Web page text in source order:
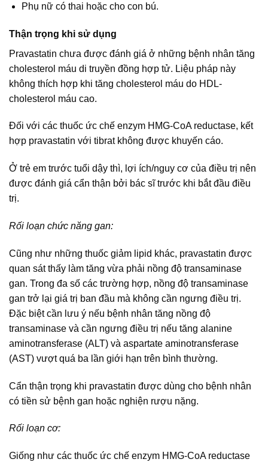
Phụ nữ có thai hoặc cho con bú.
Thận trọng khi sử dụng
Pravastatin chưa được đánh giá ở những bệnh nhân tăng
cholesterol máu di truyền đồng hợp tử. Liệu pháp này
không thích hợp khi tăng cholesterol máu do HDL-
cholesterol máu cao.
Đối với các thuốc ức chế enzym HMG-CoA reductase, kết
hợp pravastatin với tibrat không được khuyến cáo.
Ở trẻ em trước tuổi dậy thì, lợi ích/nguy cơ của điều trị nên
được đánh giá cẩn thận bởi bác sĩ trước khi bắt đầu điều
trị.
Rối loạn chức năng gan:
Cũng như những thuốc giảm lipid khác, pravastatin được
quan sát thấy làm tăng vừa phải nồng độ transaminase
gan. Trong đa số các trường hợp, nồng độ transaminase
gan trở lại giá trị ban đầu mà không cần ngưng điều trị.
Đặc biệt cần lưu ý nếu bệnh nhân tăng nồng độ
transaminase và cần ngưng điều trị nếu tăng alanine
aminotransferase (ALT) và aspartate aminotransferase
(AST) vượt quá ba lần giới hạn trên bình thường.
Cẩn thận trọng khi pravastatin được dùng cho bệnh nhân
có tiền sử bệnh gan hoặc nghiện rượu nặng.
Rối loạn cơ:
Giống như các thuốc ức chế enzym HMG-CoA reductase